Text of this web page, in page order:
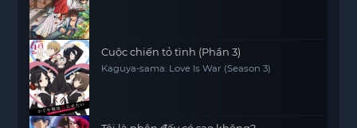
Cuộc chiến tỏ tình (Phần 3)
Kaguya-sama: Love Is War (Season 3)